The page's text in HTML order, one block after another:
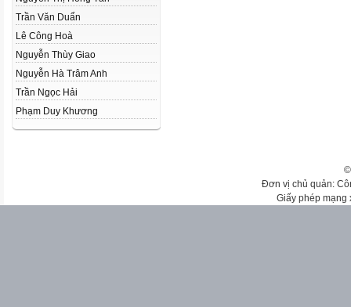
Trần Văn Duẩn
Lê Công Hoà
Nguyễn Thùy Giao
Nguyễn Hà Trâm Anh
Trần Ngọc Hải
Phạm Duy Khương
Đơn vị chủ quản:
Giấy phép mạng